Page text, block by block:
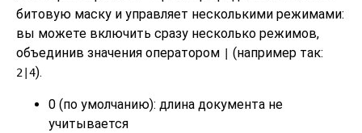
битовую маску и управляет несколькими режимами:
вы можете включить сразу несколько режимов,
объединив значения оператором
(например так:
2|4).
0 (по умолчанию): длина документа не
учитывается